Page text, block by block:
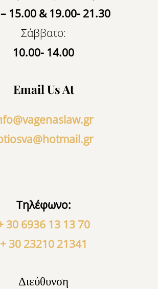
15.00 & 19.00- 21.30
Σάββατο:
10.00- 14.00
Email Us At
Τηλέφωνο:
30 6936 13 13 70
+ 30 23210 21341
Διεύθυνση